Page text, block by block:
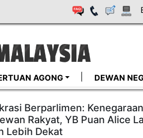
AGONG DEWAN
Berparlimen:
Rakyat, YB Puan Alice
Lebih Dekat